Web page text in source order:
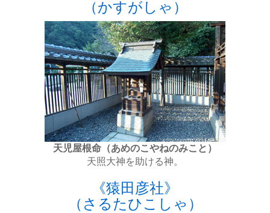
（かすがしゃ）
天児屋根命（あめのこやねのみこと）
天照大神を助ける神。
《猿田彦社》
（さるたひこしゃ）